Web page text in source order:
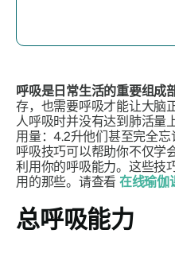
呼吸是日常生活的重要组成
存，也需要呼吸才能让大脑
人呼吸时并没有达到肺活量
用量：4.2升他们甚至完全
呼吸技巧可以帮助你不仅学
利用你的呼吸能力。这些技
用的那些。请查看 在线瑜伽
总呼吸能力